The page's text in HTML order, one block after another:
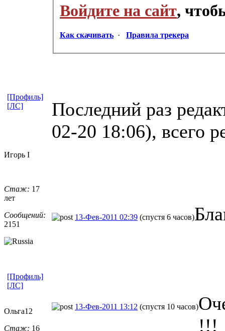
Войдите на сайт,
Как скачивать · Правила трекера
Последний раз
02-20 18:06), всего
[Профиль]
[ЛС]
Игорь I
Стаж: 17
лет
Сообщений:
2151
13-Фев-2011 02:39 (спустя 6 часов)
[Профиль]
[ЛС]
Ольга12
Стаж: 16
13-Фев-2011 13:12 (спустя 10 часов)
!!!